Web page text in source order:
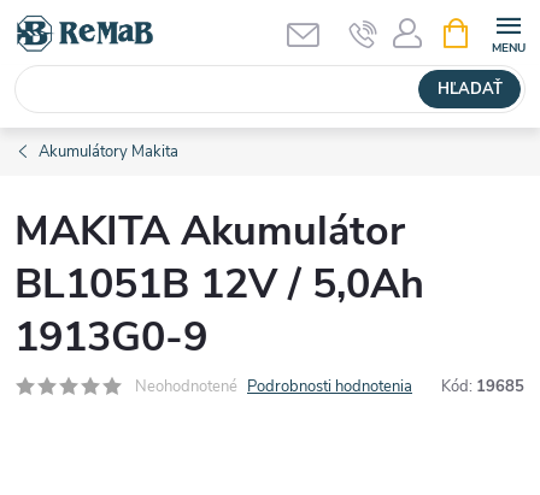
Prejsť
obsah
HĽADAŤ
KOŠÍK
Akumulátory Makita
MAKITA Akumulátor
BL1051B 12V / 5,0Ah
1913G0-9
Neohodnotené Podrobnosti hodnotenia Kód: 19685